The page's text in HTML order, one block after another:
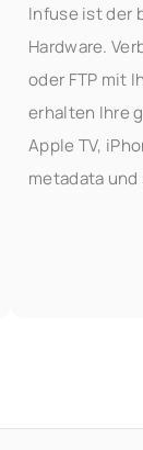
Infuse ist der
Hardware.
oder FTP mit
erhalten Ihre
Apple TV,
metadata